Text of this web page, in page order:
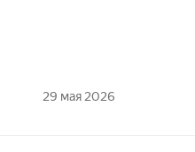
29 мая 2026